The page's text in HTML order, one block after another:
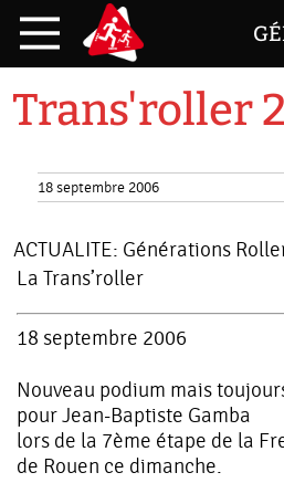
Trans'roller
18 septembre 2006
ACTUALITE: Générations
La Trans’roller
18 septembre 2006
Nouveau podium mais
pour Jean-Baptiste Gamba
lors de la 7ème étape de la
de Rouen ce dimanche.